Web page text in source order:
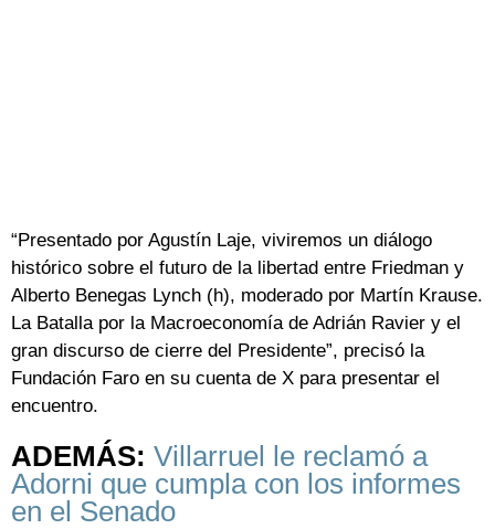
“Presentado por Agustín Laje, viviremos un diálogo
histórico sobre el futuro de la libertad entre Friedman y
Alberto Benegas Lynch (h), moderado por Martín Krause.
La Batalla por la Macroeconomía de Adrián Ravier y el
gran discurso de cierre del Presidente”, precisó la
Fundación Faro en su cuenta de X para presentar el
encuentro.
ADEMÁS: Villarruel le reclamó a
Adorni que cumpla con los informes
en el Senado